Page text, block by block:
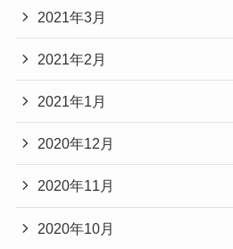
2021年3月
2021年2月
2021年1月
2020年12月
2020年11月
2020年10月